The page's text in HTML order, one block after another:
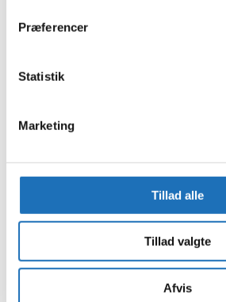
Præferencer
Statistik
Marketing
Tillad alle
Tillad valgte
Afvis
april 2022
december 2021
september 2021
juni 2021
marts 2021
februar 2021
november 2020